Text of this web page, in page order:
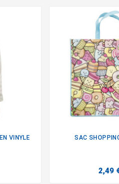
VINYLE SAC
2,49